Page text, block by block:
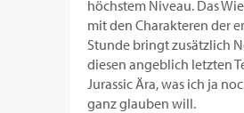
höchstem Niveau. Das
mit den Charakteren der
Stunde bringt zusätzlich
diesen angeblich letzten
Jurassic Ära, was ich ja
ganz glauben will.